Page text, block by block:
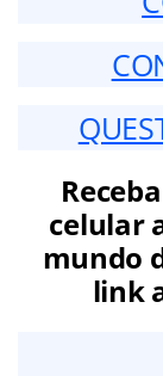
Receba
celular
mundo
link